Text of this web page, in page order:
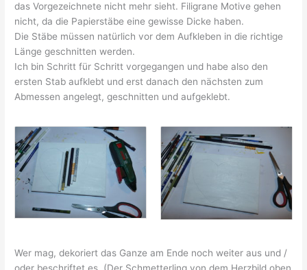
das Vorgezeichnete nicht mehr sieht. Filigrane Motive gehen
nicht, da die Papierstäbe eine gewisse Dicke haben.
Die Stäbe müssen natürlich vor dem Aufkleben in die richtige
Länge geschnitten werden.
Ich bin Schritt für Schritt vorgegangen und habe also den
ersten Stab aufklebt und erst danach den nächsten zum
Abmessen angelegt, geschnitten und aufgeklebt.
Wer mag, dekoriert das Ganze am Ende noch weiter aus und /